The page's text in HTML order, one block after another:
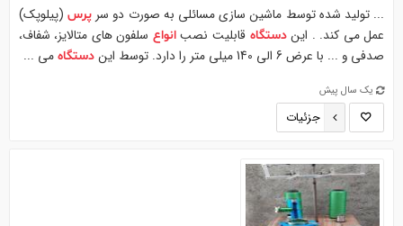
... تولید شده توسط ماشین سازی مسائلی به صورت دو سرپرس (پیلوپک)
عمل می کند. . ایندستگاه قابلیت نصبانواع سلفون های متالایز، شفاف،
صدفی و ... با عرض 6 الی 140 میلی متر را دارد. توسط این
دستگاهمی ...
یک سال پیش
جزئیات